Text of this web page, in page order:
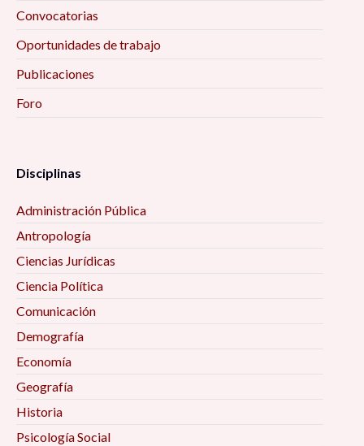
Convocatorias
Oportunidades de trabajo
Publicaciones
Foro
Disciplinas
Administración Pública
Antropología
Ciencias Jurídicas
Ciencia Política
Comunicación
Demografía
Economía
Geografía
Historia
Psicología Social